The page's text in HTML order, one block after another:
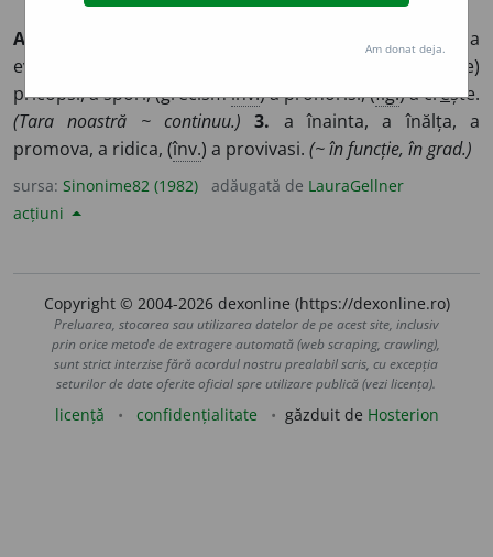
AVANS
a se dezvolta, a
evolua, a înainta, a progresa, a propăși, (
) a (se)
pricopsi, a spori, (grecismînv.) a prohorisi, (fig.) a crește.
(Tara noastră ~ continuu.)
3. a înainta, a înălța, a
promova, a ridica, (înv.) a provivasi. (~ în funcție, în grad.)
sursa: Sinonime82 (1982) adăugată de LauraGellner
acțiuni
Copyright © 2004-2026 dexonline (https://dexonline.ro)
Preluarea, stocarea sau utilizarea datelor de pe acest site, inclusiv
prin orice metode de extragere automată (web scraping, crawling),
sunt strict interzise fără acordul nostru prealabil scris, cu excepția
seturilor de date oferite oficial spre utilizare publică (vezi licența).
licență confidențialitate găzduit de Hosterion
Am donat deja.